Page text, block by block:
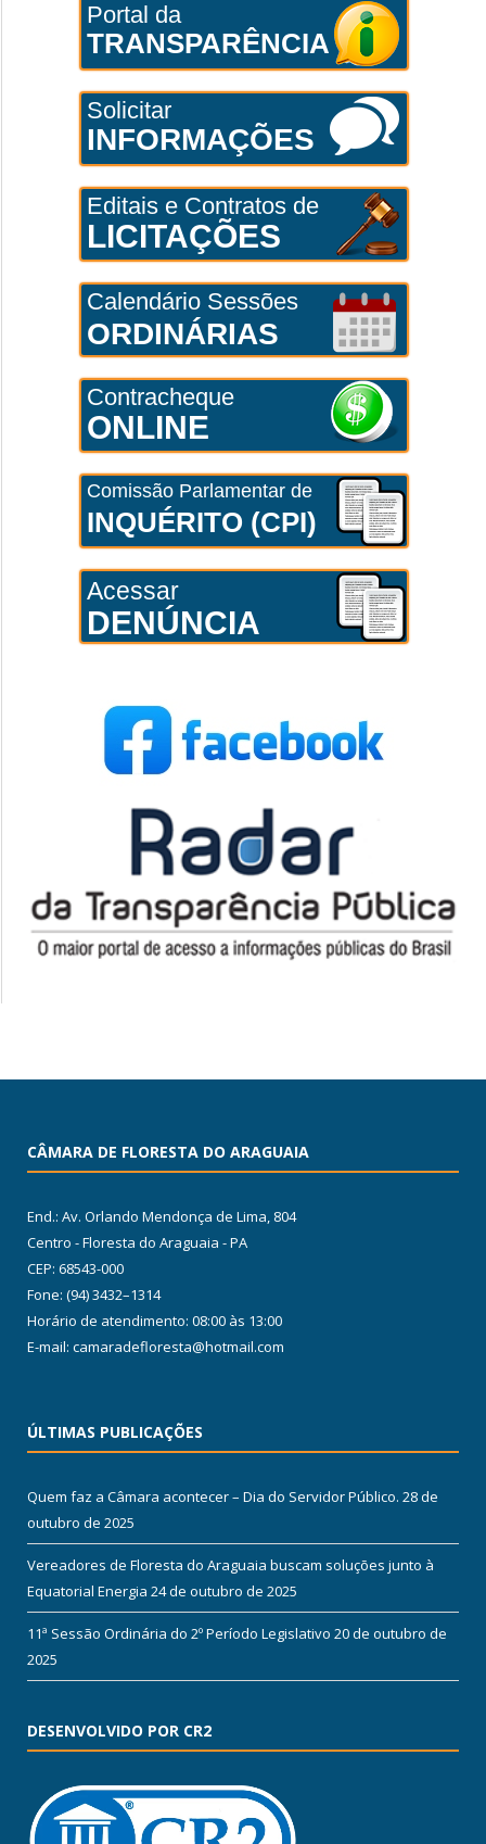
Portal da
TRANSPARÊNCIA
Solicitar
INFORMAÇÕES
Editais e Contratos de
LICITAÇÕES
Calendário Sessões
ORDINÁRIAS
Contracheque
ONLINE
Comissão Parlamentar de
INQUÉRITO (CPI)
Acessar
DENÚNCIA
CÂMARA DE FLORESTA DO ARAGUAIA
End.: Av. Orlando Mendonça de Lima, 804
Centro - Floresta do Araguaia - PA
CEP: 68543-000
Fone: (94) 3432–1314
Horário de atendimento: 08:00 às 13:00
E-mail: camaradefloresta@hotmail.com
ÚLTIMAS PUBLICAÇÕES
Quem faz a Câmara acontecer – Dia do Servidor Público. 28 de
outubro de 2025
Vereadores de Floresta do Araguaia buscam soluções junto à
Equatorial Energia 24 de outubro de 2025
11ª Sessão Ordinária do 2º Período Legislativo 20 de outubro de
2025
DESENVOLVIDO POR CR2